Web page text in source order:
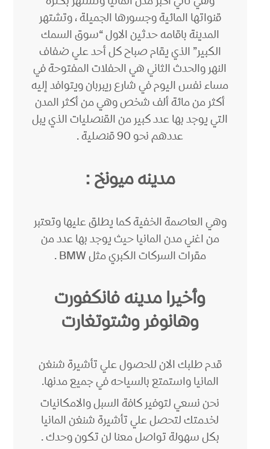
قنواتها المائية وجسورها الجميلة ، وتشتهر
المدينة باقامه حدثين الاول “سوق السمك
الكبير” الذي يقام صباح كل أحد علي ضفاف
النهر والحدث الثاني هي الحفلات المفتوحة في
مساء نفس اليوم في شارع ريبربان ويتوافد إليه
أكثر من مائة ألف شخص وهي من أكثر المدن
التي يوجد بها عدد كبير من القنصليات الذي يبل
عددهم نحو 90 قنصلية .
مدينه ميونخ :
وهي العاصمة الخفية كما يطلق عليها وتعتبر
من اغني مدن المانيا حيث يوجد بها عدد من
مقرات السركات الكبري مثل BMW .
وأخيرا مدينه فانكفورت
وهانوفر وشتوتغارت
قدم طلبك الان للحصول علي تأشيرة شنغن
المانيا واستمتع بالسياحه في جميع مدنها.
نحن نسعي لتوفير كافة السبل والامكانيات
لخدمتك لتحصل علي تأشيرة شنغن المانيا
بكل سهولة تواصل معنا لن تكون وحدك .